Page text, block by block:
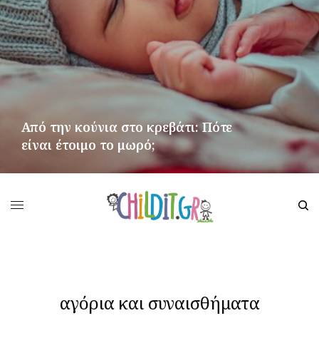
Από την κούνια στο κρεβάτι: Πότε
είναι έτοιμο το μωρό;
αγόρια και συναισθήματα